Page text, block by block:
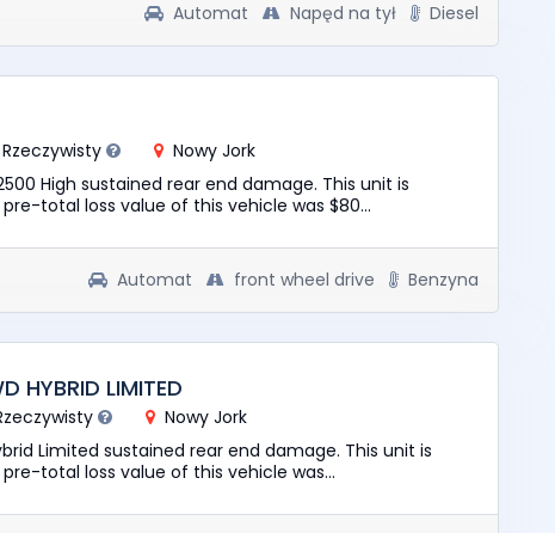
Automat Napęd na tył Diesel
Nowy Jork
High sustained rear end damage. This unit is
total loss value of this vehicle was $80...
Automat front wheel drive Benzyna
HYBRID LIMITED
Nowy Jork
Limited sustained rear end damage. This unit is
total loss value of this vehicle was...